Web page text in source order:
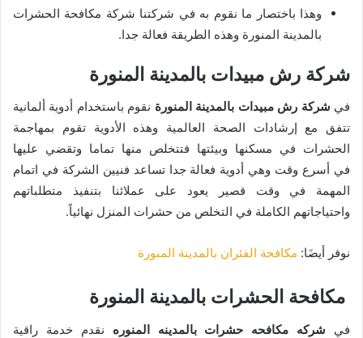
وهذا باختصار ما نقوم به في شركتنا شركة مكافحة الحشرات
بالمدينة المنورة وهذه الطريقة فعالة جدا.
شركة رش مبيدات بالمدينة المنورة
في شركة رش مبيدات بالمدينة المنورة نقوم باستخدام أدوية ألمانية
تتفق مع إرشادات الصحة العالمية وهذه الأدوية تقوم بمهاجمة
الحشرات في مسكنها وبيئتها فتتخلص منها تماما وتقضي عليها
في أسرع وقت وهي أدوية فعالة جدا تساعد فنيين الشركة في اتمام
المهمة في وقت قصير يعود على عملائنا بتنفيذ متطلباتهم
واحتياجاتهم الكاملة في التخلص من حشرات المنزل نهائياً.
نوفر أيضَا: مكافحة الفئران بالمدينة المنورة
مكافحة الحشرات بالمدينة المنورة
في شركه مكافحه حشرات بالمدينه المنوره نقدم خدمة راقية